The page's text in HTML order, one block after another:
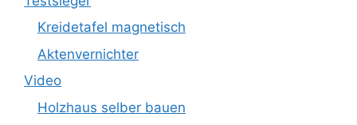
Kreidetafel magnetisch
Aktenvernichter
Video
Holzhaus selber bauen